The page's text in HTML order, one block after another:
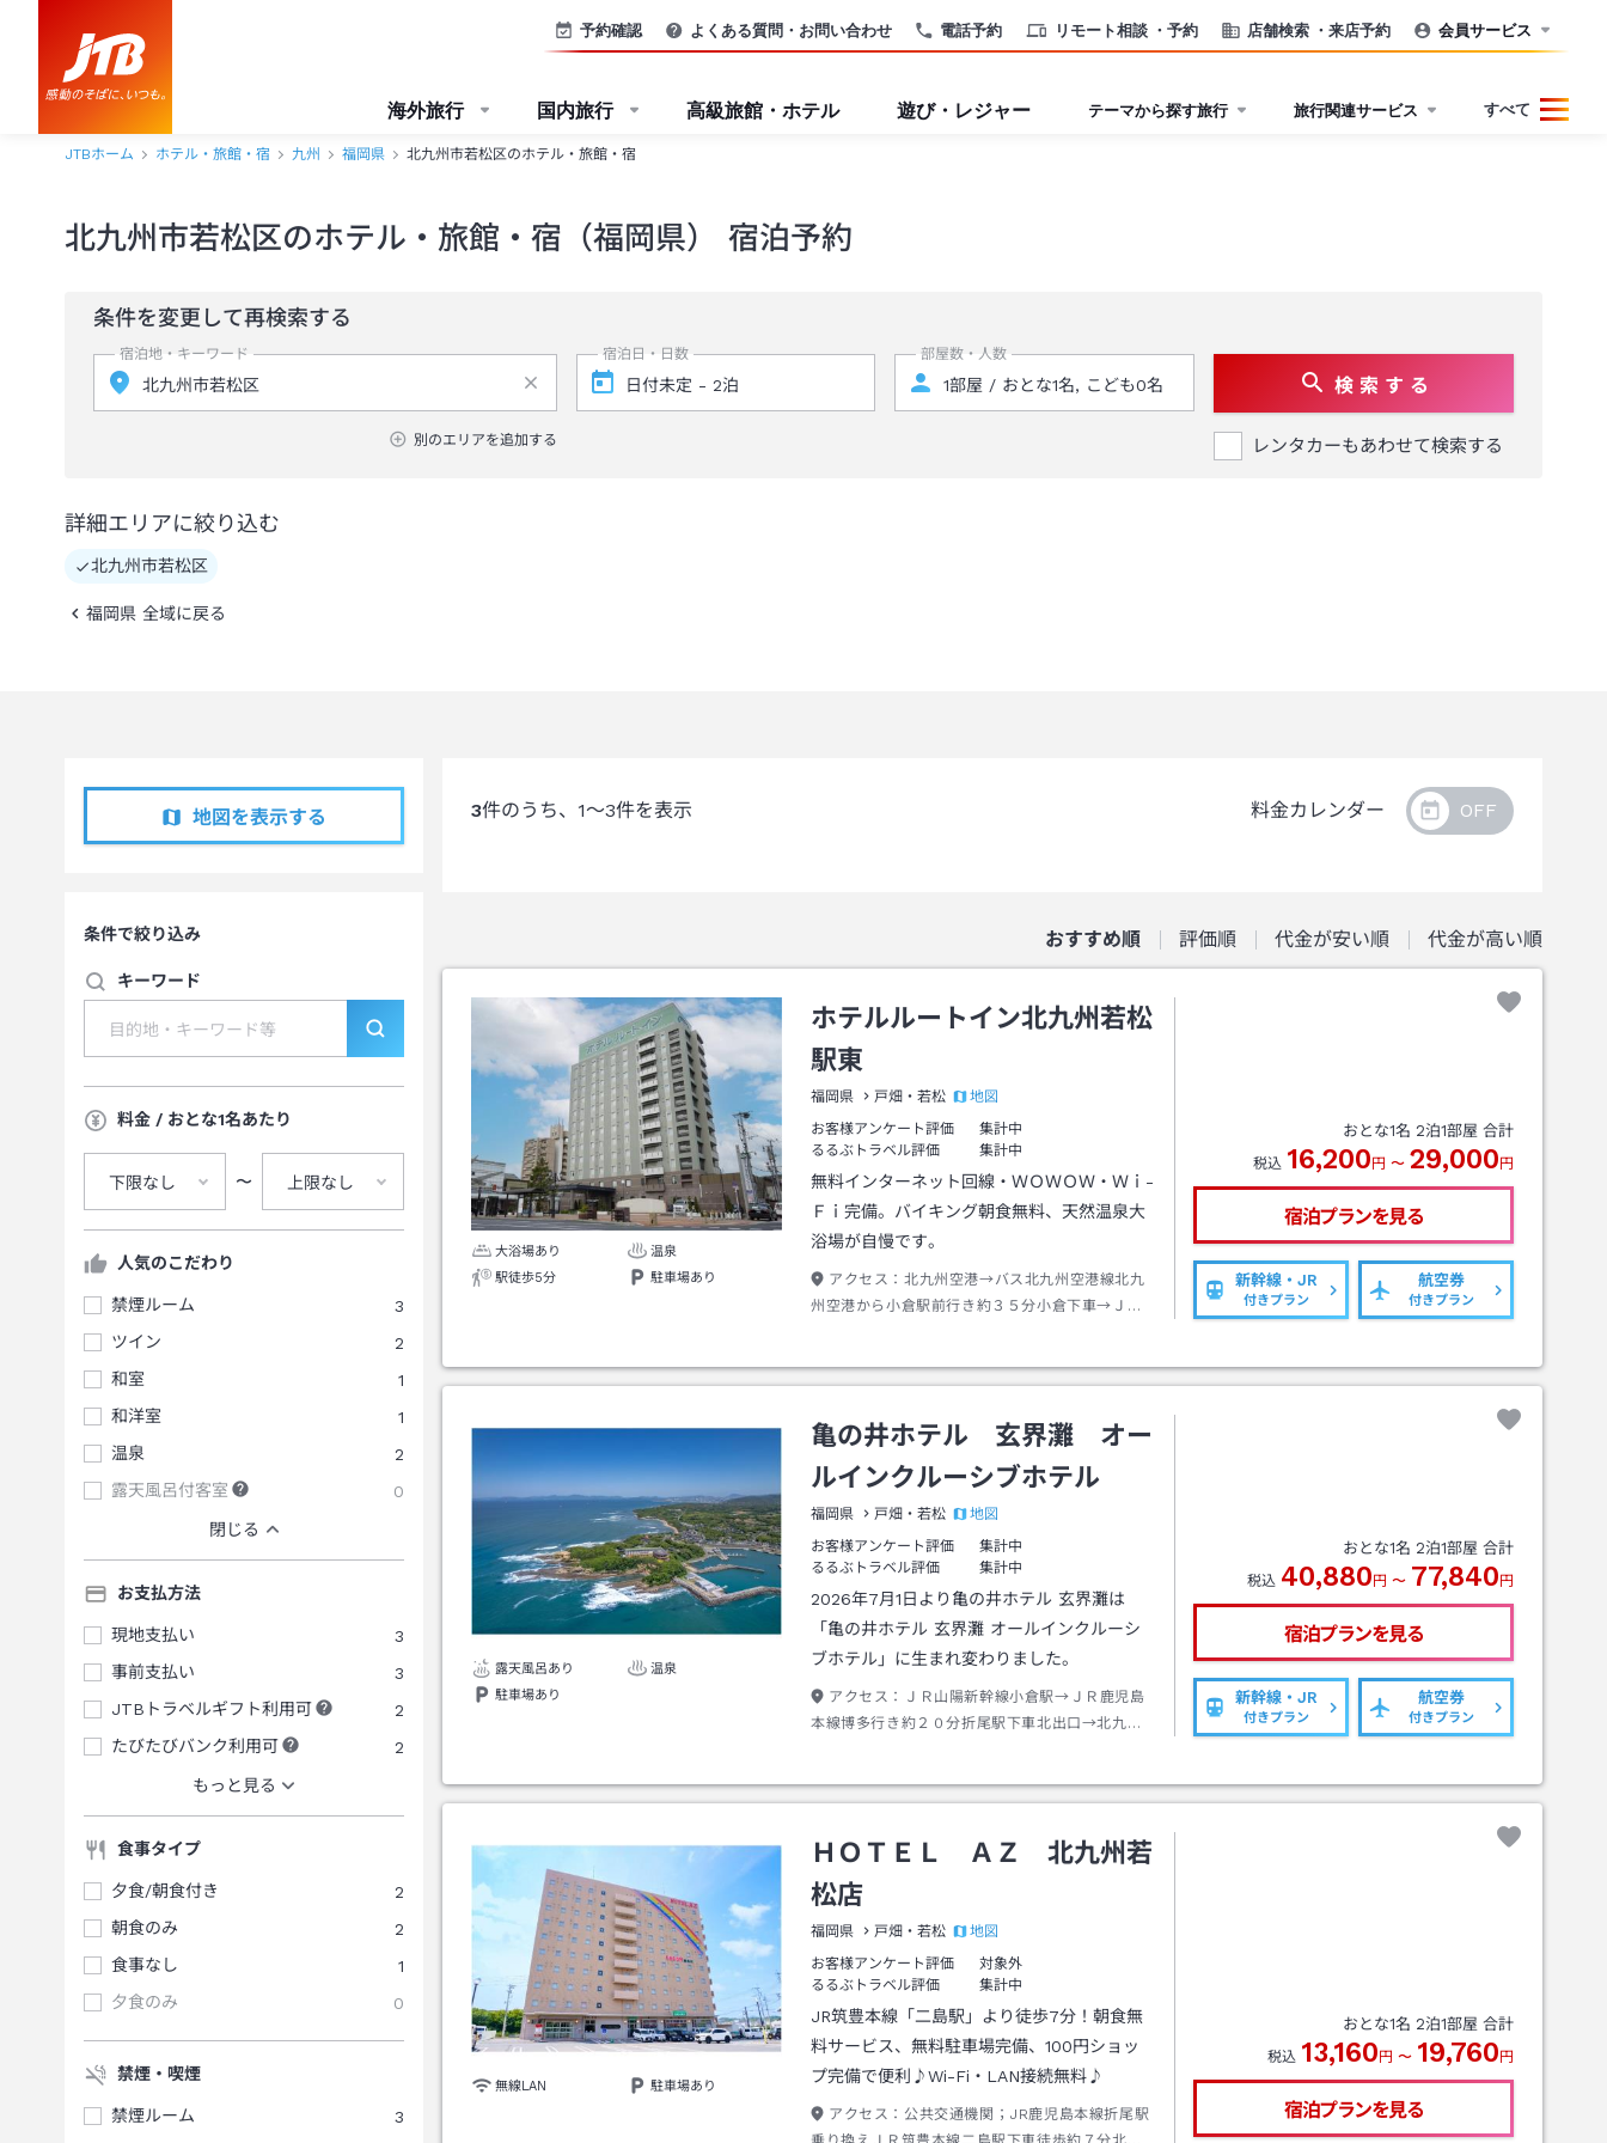
電話予約 リモート相談 ・予約 店舗検索 ・来店予約
予約確認 よくある質問・お問い合わせ 会員サービス
海外旅行 国内旅行 高級旅館・ホテル 遊び・レジャー テーマから探す旅行 旅行関連サービス すべて
JTBホーム ホテル・旅館・宿 九州 福岡県 北九州市若松区のホテル・旅館・宿
北九州市若松区のホテル・旅館・宿（福岡県） 宿泊予約
条件を変更して再検索する
宿泊地・キーワード
別のエリアを追加する
宿泊日・日数 部屋数・人数
検 索 す る
レンタカーもあわせて検索する
詳細エリアに絞り込む
北九州市若松区
福岡県 全域に戻る
地図を表示する
条件で絞り込み
キーワード
料金 / おとな1名あたり
下限なし 〜 上限なし
人気のこだわり
禁煙ルーム
3
ツイン
2
和室
1
和洋室
1
温泉
2
露天風呂付客室
0
閉じる
お支払方法
現地支払い
3
事前支払い
3
JTBトラベルギフト利用可
2
たびたびバンク利用可
2
もっと見る
食事タイプ
夕食/朝食付き
2
朝食のみ
2
食事なし
1
夕食のみ
0
禁煙・喫煙
禁煙ルーム
3
3件のうち、 1～3件を表示 料金カレンダー
おすすめ順 評価順 代金が安い順 代金が高い順
大浴場あり
温泉
駅徒歩5分
駐車場あり
ホテルルートイン北九州若松
駅東
福岡県 戸畑・若松
地図
お客様アンケート評価
集計中
るるぶトラベル評価
集計中
無料インターネット回線・ＷＯＷＯＷ・Ｗｉ-
Ｆｉ完備。バイキング朝食無料、天然温泉大
浴場が自慢です。
アクセス： 北九州空港→バス北九州空港線北九
州空港から小倉駅前行き約３５分小倉下車→ＪＲ
約５分
おとな1名 2泊1部屋 合計
税込 16,200 円 〜 29,000 円
宿泊プランを見る
新幹線・JR
付きプラン
航空券
付きプラン
露天風呂あり
温泉
駐車場あり
亀の井ホテル 玄界灘 オー
ルインクルーシブホテル
福岡県 戸畑・若松
地図
お客様アンケート評価
集計中
るるぶトラベル評価
集計中
2026年7月1日より亀の井ホテル 玄界灘は
「亀の井ホテル 玄界灘 オールインクルーシ
ブホテル」に生まれ変わりました。
アクセス：
ＪＲ山陽新幹線小倉駅→ＪＲ鹿児島
本線博多行き約２０分折尾駅下車北出口→北九州
テル玄界灘下車→徒歩約０分
おとな1名 2泊1部屋 合計
税込 40,880 円 〜 77,840 円
宿泊プランを見る
新幹線・JR
付きプラン
航空券
付きプラン
無線LAN 駐車場あり
ＨＯＴＥＬ ＡＺ 北九州若
松店
福岡県 戸畑・若松
地図
お客様アンケート評価
対象外
るるぶトラベル評価
集計中
JR筑豊本線「二島駅」より徒歩7分！朝食無
料サービス、無料駐車場完備、100円ショッ
プ完備で便利♪Wi-Fi・LAN接続無料♪
アクセス： 公共交通機関；JR鹿児島本線折尾駅
おとな1名 2泊1部屋 合計
税込 13,160 円 〜 19,760 円
宿泊プランを見る